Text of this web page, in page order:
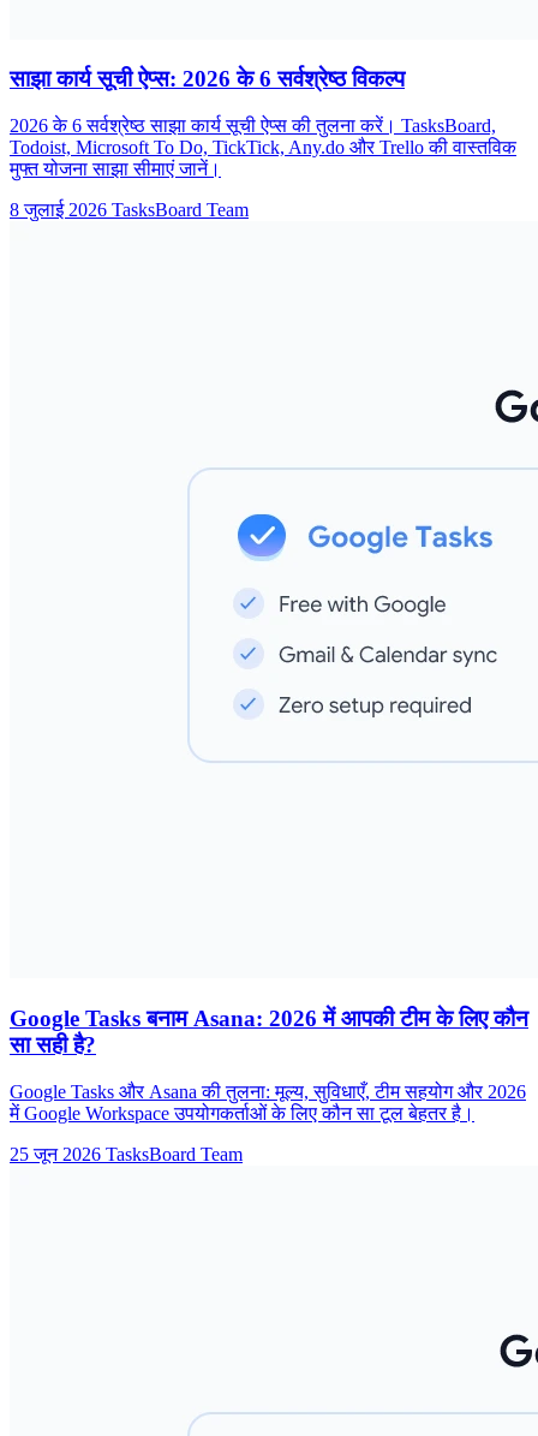
साझा कार्य सूची ऐप्स: 2026 के 6 सर्वश्रेष्ठ विकल्प
2026 के 6 सर्वश्रेष्ठ साझा कार्य सूची ऐप्स की तुलना करें। TasksBoard,
Todoist, Microsoft To Do, TickTick, Any.do और Trello की वास्तविक
मुफ्त योजना साझा सीमाएं जानें।
8 जुलाई 2026 TasksBoard Team
Google Tasks बनाम Asana: 2026 में आपकी टीम के लिए कौन
सा सही है?
Google Tasks और Asana की तुलना: मूल्य, सुविधाएँ, टीम सहयोग और 2026
में Google Workspace उपयोगकर्ताओं के लिए कौन सा टूल बेहतर है।
25 जून 2026 TasksBoard Team